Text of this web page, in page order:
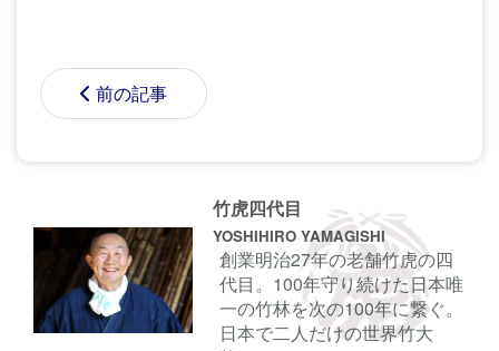
前の記事
竹虎四代目
YOSHIHIRO YAMAGISHI
創業明治27年の老舗竹虎の四
代目。100年守り続けた日本唯
一の竹林を次の100年に繋ぐ。
日本で二人だけの世界竹大